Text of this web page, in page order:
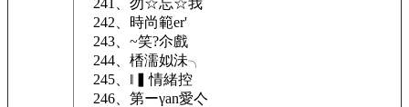
241、勿☆忘☆我
242、時尚範er'
243、~笑?尒戲
244、楿濡姒沬╮
245、‖▍情緒控
246、第ーγan愛亽